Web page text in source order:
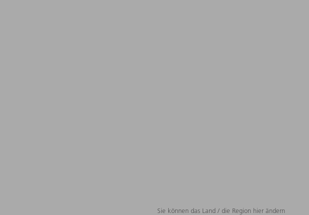
Sie können das Land / die Region hier ändern